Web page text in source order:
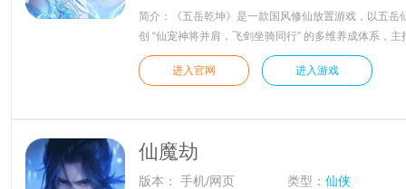
简介：《五岳乾坤》是一款国风修仙放置游戏，以五岳
创 “仙宠神将并肩，飞剑坐骑同行” 的多维养成体系，
成，让玩家在解放双手的同时，体验从凡俗修士到仙界
路。游戏融合五行相生相克、上古神话传说与东方美学
进入官网 进入游戏
仙魔劫
版本： 手机/网页 类型： 仙侠